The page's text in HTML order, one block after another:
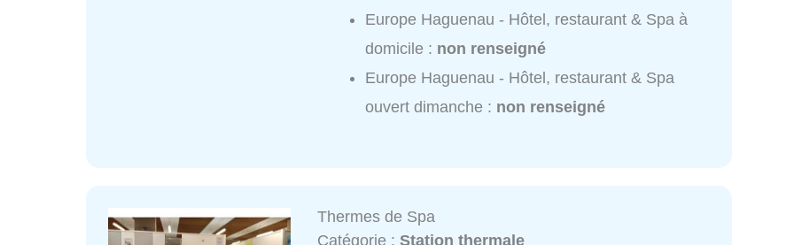
Europe Haguenau - Hôtel, restaurant & Spa à
domicile : non renseigné
Europe Haguenau - Hôtel, restaurant & Spa
ouvert dimanche : non renseigné
Thermes de Spa
Catégorie :Station thermale